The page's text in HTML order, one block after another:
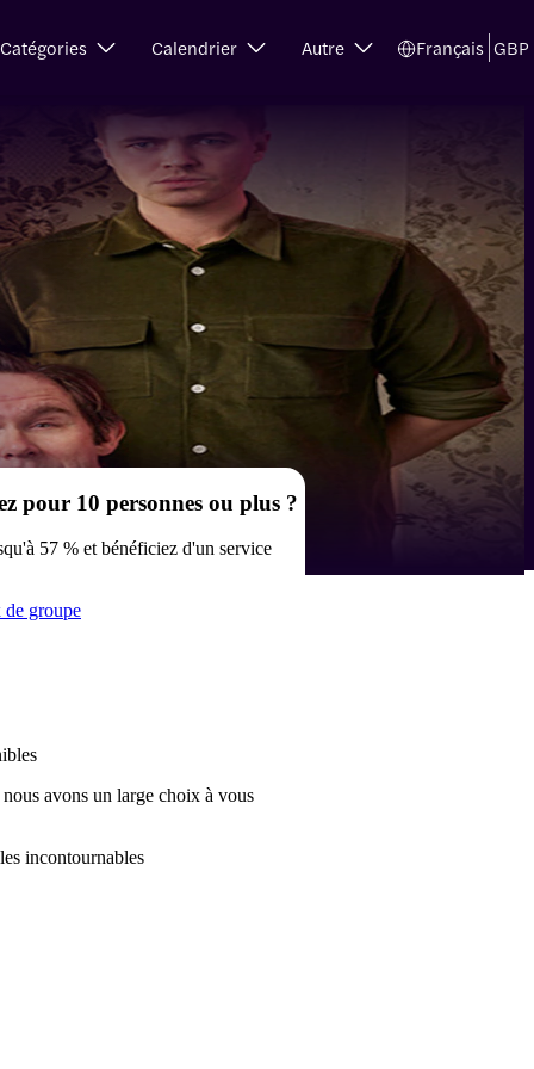
Catégories Calendrier Autre Français GBP
pour 10 personnes ou plus ?
57 % et bénéficiez d'un service
groupe
avons un large choix à vous
incontournables